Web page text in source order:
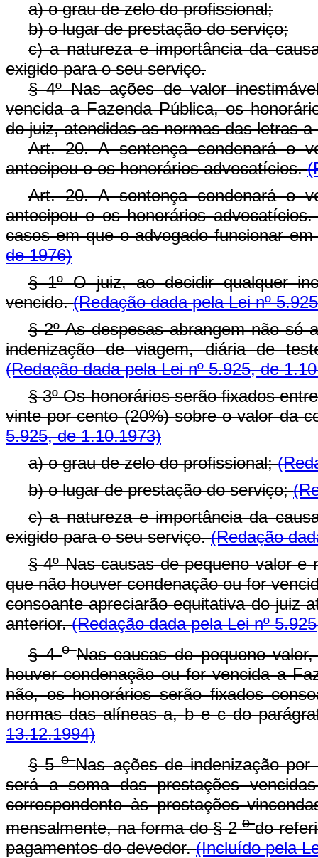
a) o grau de zelo do profissional;
b) o lugar de prestação do serviço;
c) a natureza e importância da
exigido para o seu serviço.
§ 4º Nas ações de valor
vencida a Fazenda Pública, os
do juiz, atendidas as normas das letras
Art. 20. A sentença condenará o
antecipou e os honorários advocatícios.
Art. 20. A sentença condenará o
antecipou e os honorários
casos em que o advogado funcionar
de 1976)
§ 1º O juiz, ao decidir qualquer
vencido.(Redação dada pela Lei nº
§ 2º As despesas abrangem não só
indenização de viagem, diária de
(Redação dada pela Lei nº 5.925, de
§ 3º Os honorários serão fixados
vinte por cento (20%) sobre o valor da
5.925, de 1.10.1973)
a) o grau de zelo do profissional;
b) o lugar de prestação do serviço;
c) a natureza e importância da
exigido para o seu serviço.(Redação
§ 4º Nas causas de pequeno valor
que não houver condenação ou for
consoante apreciarão equitativa do juiz
anterior.(Redação dada pela Lei nº
§ 4oNas causas de pequeno
houver condenação ou for vencida a
não, os honorários serão fixados
normas das alíneas a, b e c do
13.12.1994)
§ 5oNas ações de indenização
será a soma das prestações
correspondente às prestações
mensalmente, na forma do § 2odo
pagamentos do devedor.(Incluído pela